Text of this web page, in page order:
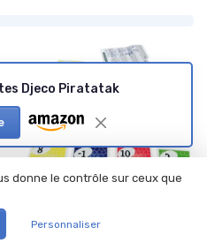
Jeux de cartes traditionnels
Djeco Piratatak
donne le contrôle sur ceux que
Personnaliser